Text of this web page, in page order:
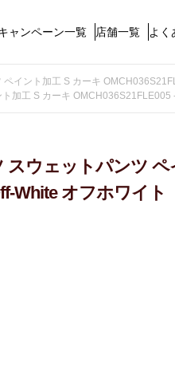
ャンペーン一覧 店舗一覧
よく
イント加工 S カーキ
加工 S カーキ OMCH036S21FLE005
ウェットパンツ ペ
White オフホワイト